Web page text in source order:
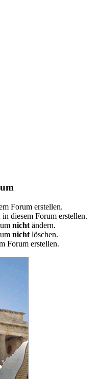
Forum erstellen.
diesem Forum erstellen.
nicht ändern.
nicht löschen.
Forum erstellen.